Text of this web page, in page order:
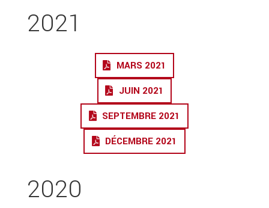
2021
MARS 2021
JUIN 2021
SEPTEMBRE 2021
DÉCEMBRE 2021
2020